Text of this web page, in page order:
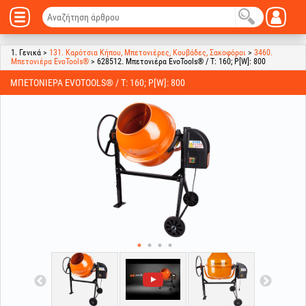
1. Γενικά > 131. Καρότσια Κήπου, Μπετονιέρες, Κουβάδες, Σακοφόροι > 3460.
Μπετονιέρα EvoTools® > 628512. Μπετονιέρα EvoTools® / T: 160; P[W]: 800
ΜΠΕΤΟΝΙΈΡΑ EVOTOOLS® / T: 160; P[W]: 800